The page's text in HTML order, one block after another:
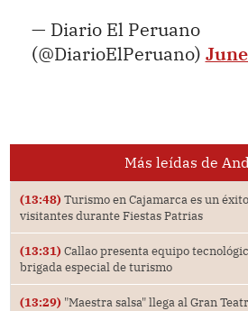
— Diario El Peruano
(@DiarioElPeruano)
Más leídas de
(13:48) Turismo en Cajamarca es un
visitantes durante Fiestas Patrias
(13:31) Callao presenta equipo
brigada especial de turismo
(13:29) "Maestra salsa" llega al Gran